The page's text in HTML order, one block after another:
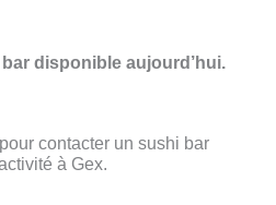
disponible aujourd’hui.
contacter un sushi bar
à Gex.